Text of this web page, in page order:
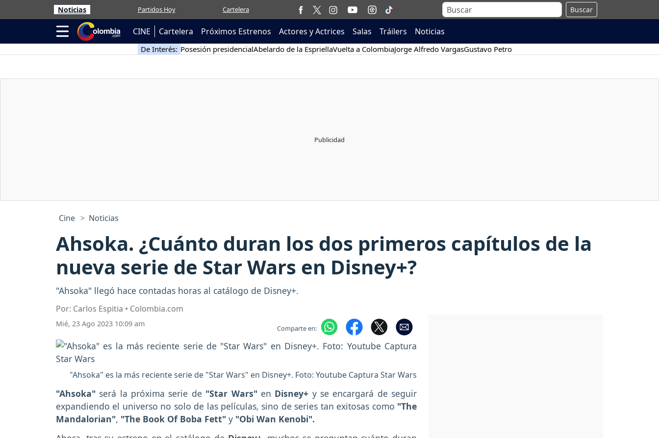
Noticias Partidos Hoy Cartelera Buscar
CINE Cartelera Próximos Estrenos Actores y Actrices Salas Tráilers Noticias
De Interés: Posesión presidencialAbelardo de la EspriellaVuelta a ColombiaJorge Alfredo VargasGustavo Petro
Cine Noticias
Ahsoka. ¿Cuánto duran los dos primeros capítulos de la
nueva serie de Star Wars en Disney+?
"Ahsoka" llegó hace contadas horas al catálogo de Disney+.
Por: Carlos Espitia • Colombia.com
Mié, 23 Ago 2023 10:09 am Comparte en:
"Ahsoka" es la más reciente serie de "Star Wars" en Disney+. Foto: Youtube Captura Star Wars
"Ahsoka" será la próxima serie de "Star Wars" en Disney+ y se encargará de seguir
expandiendo el universo no solo de las películas, sino de series tan exitosas como "The
Mandalorian", "The Book Of Boba Fett" y "Obi Wan Kenobi".